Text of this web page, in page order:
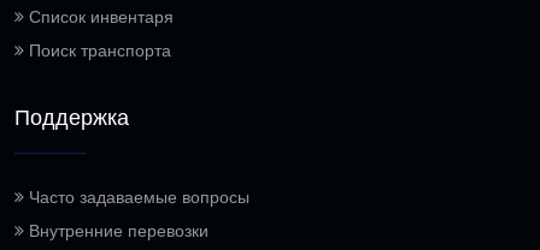
Список инвентаря
Поиск транспорта
Поддержка
Часто задаваемые вопросы
Внутренние перевозки